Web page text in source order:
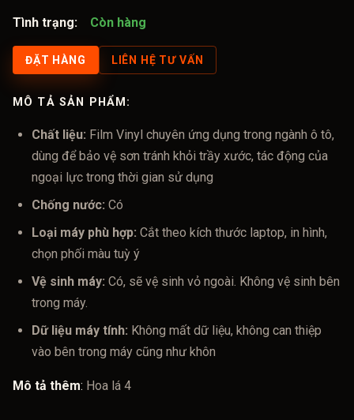
Tình trạng: Còn hàng
ĐẶT HÀNG LIÊN HỆ TƯ VẤN
MÔ TẢ SẢN PHẨM:
Chất liệu: Film Vinyl chuyên ứng dụng trong ngành ô tô,
dùng để bảo vệ sơn tránh khỏi trầy xước, tác động của
ngoại lực trong thời gian sử dụng
Chống nước: Có
Loại máy phù hợp: Cắt theo kích thước laptop, in hình,
chọn phối màu tuỳ ý
Vệ sinh máy: Có, sẽ vệ sinh vỏ ngoài. Không vệ sinh bên
trong máy.
Dữ liệu máy tính: Không mất dữ liệu, không can thiệp
vào bên trong máy cũng như khôn
Mô tả thêm: Hoa lá 4